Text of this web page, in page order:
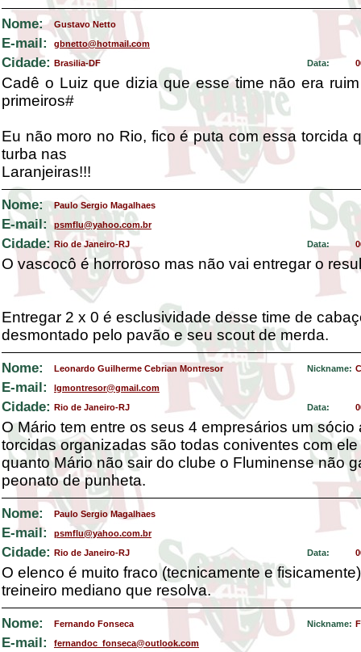
Nome: Gustavo Netto
E-mail: gbnetto@hotmail.com
Cidade: Brasilia-DF Data:
Cadê o Luiz que dizia que esse time não era
primeiros#
Eu não moro no Rio, fico é puta com essa torcida
turba nas
Laranjeiras!!!
Nome: Paulo Sergio Magalhaes
E-mail: psmflu@yahoo.com.br
Cidade: Rio de Janeiro-RJ Data:
O vascocô é horroroso mas não vai entregar o
Entregar 2 x 0 é esclusividade desse time de
desmontado pelo pavão e seu scout de merda.
Nome: Leonardo Guilherme Cebrian Montresor Nickname:
E-mail: lgmontresor@gmail.com
Cidade: Rio de Janeiro-RJ Data:
O Mário tem entre os seus 4 empresários um sócio
torcidas organizadas são todas coniventes com
quanto Mário não sair do clube o Fluminense não
peonato de punheta.
Nome: Paulo Sergio Magalhaes
E-mail: psmflu@yahoo.com.br
Cidade: Rio de Janeiro-RJ Data:
O elenco é muito fraco (tecnicamente e
treineiro mediano que resolva.
Nome: Fernando Fonseca Nickname:
E-mail: fernandoc_fonseca@outlook.com